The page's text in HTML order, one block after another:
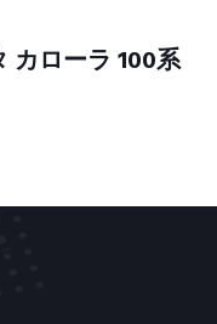
カローラ 100系